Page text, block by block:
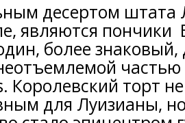
десертом штата
являются пончики
более знаковый,
Королевский торт
для Луизианы,